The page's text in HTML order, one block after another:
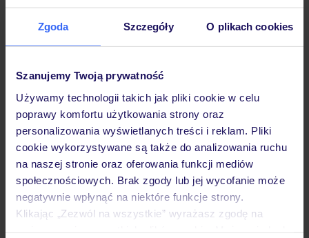
Zgoda Szczegóły O plikach cookies
Szanujemy Twoją prywatność
Używamy technologii takich jak pliki cookie w celu
poprawy komfortu użytkowania strony oraz
personalizowania wyświetlanych treści i reklam. Pliki
cookie wykorzystywane są także do analizowania ruchu
na naszej stronie oraz oferowania funkcji mediów
społecznościowych. Brak zgody lub jej wycofanie może
negatywnie wpłynąć na niektóre funkcje strony.
Klikając „Zezwól na wszystkie” wyrażasz zgodę na
Pokoje
Wyżywienie
Atrakcje